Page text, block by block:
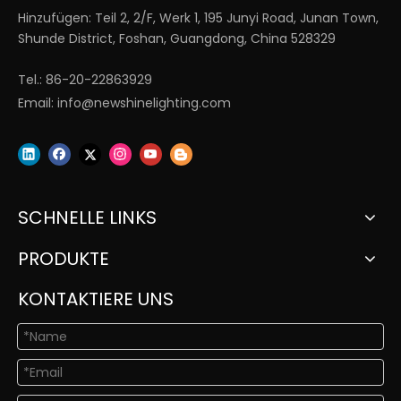
Hinzufügen: Teil 2, 2/F, Werk 1, 195 Junyi Road, Junan Town,
Shunde District, Foshan, Guangdong, China 528329
Tel.: 86-20-22863929
Email: info@newshinelighting.com
SCHNELLE LINKS
PRODUKTE
KONTAKTIERE UNS